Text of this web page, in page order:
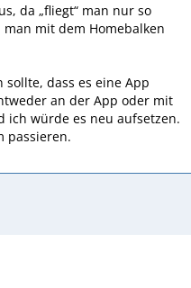
da „fliegt“ man nur so
mit dem Homebalken
dass es eine App
an der App oder mit
ich würde es neu aufsetzen.
passieren.